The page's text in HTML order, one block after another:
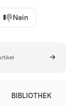
Nein
BIBLIOTHEK